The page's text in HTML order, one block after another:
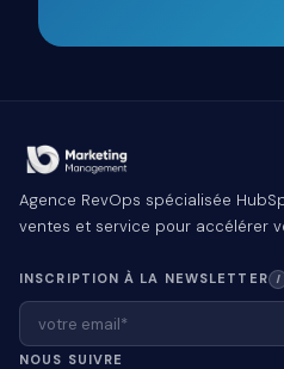
Agence RevOps spécialisée
ventes et service pour accélérer
INSCRIPTION À LA NEWSLETTER I
NOUS SUIVRE